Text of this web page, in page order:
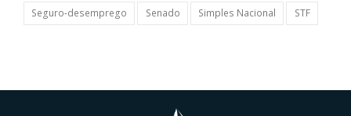
Seguro-desemprego
Senado Simples Nacional STF